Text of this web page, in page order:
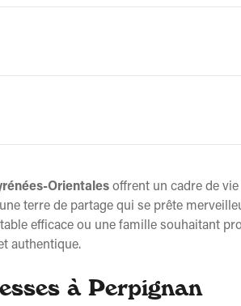
Orientales offrent un cadre de
terre de partage qui se prête
efficace ou une famille souhaitant
authentique.
à Perpignan